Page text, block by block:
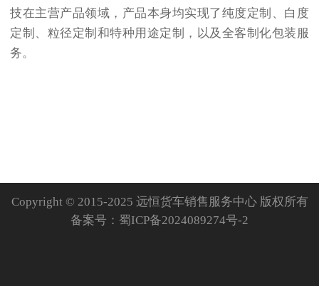
技在主营产品领域，产品本身均实现了纯度定制、白度
定制、粒径定制和特种用途定制，以及全客制化包装服
务。
Copyright © 2015-2025 远恒货车销售服务中心 版权所有
备案号： 蜀ICP备2024089274号-2